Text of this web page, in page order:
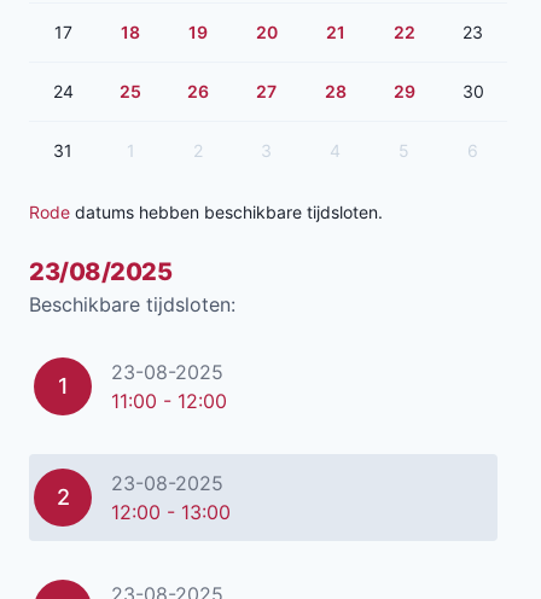
17 18 19 20 21 22 23
24 25 26 27 28 29 30
31 1 2 3 4 5 6
Rode datums hebben beschikbare tijdsloten.
23/08/2025
Beschikbare tijdsloten:
1
23-08-2025
11:00 - 12:00
2
23-08-2025
12:00 - 13:00
23-08-2025